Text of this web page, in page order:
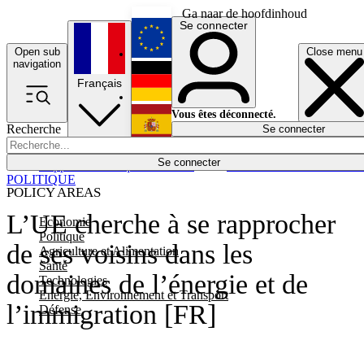
Ga naar de hoofdinhoud
Open sub
navigation
Close menu
Recherche
Se connecter
POLICY AREAS
Economie
Politique
Agriculture et Alimentation
Santé
Technologies
Energie, Environnement et Transport
Défense
Économie
Français
English
Deutsch
Español
Se connecter
Vous êtes déconnecté.
Se connecter
L’UE cherche à se rapprocher
de ses voisins dans les
domaines de l’énergie et de
l’immigration [FR]
POLITIQUE